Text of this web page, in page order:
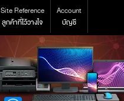
Site Reference
ลูกค้าที่ไว้วางใจ
Account
บัญชี